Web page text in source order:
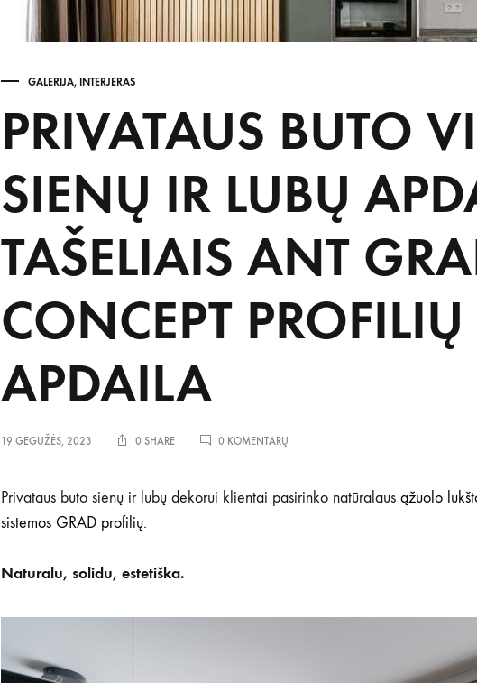
GALERIJA, INTERJERAS
PRIVATAUS BUTO
SIENŲ IR LUBŲ
TAŠELIAIS ANT
CONCEPT PROFILIŲ
APDAILA
19 GEGUŽĖS, 2023 0 SHARE 0 KOMENTARŲ
VIDAUS
SIENŲ
CONCEPT
Privataus buto sienų ir lubų dekorui klientai pasirinko natūralaus ąžuolo
sistemos GRAD profilių.
Naturalu, solidu, estetiška.